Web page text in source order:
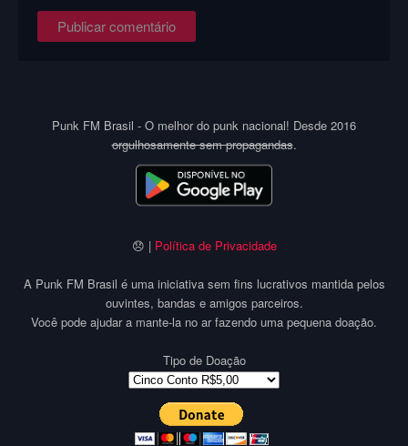
Punk FM Brasil - O melhor do punk nacional! Desde 2016
orgulhosamente sem propagandas.
😞 | Política de Privacidade
A Punk FM Brasil é uma iniciativa sem fins lucrativos mantida pelos
ouvintes, bandas e amigos parceiros.
Você pode ajudar a mante-la no ar fazendo uma pequena doação.
Tipo de Doação